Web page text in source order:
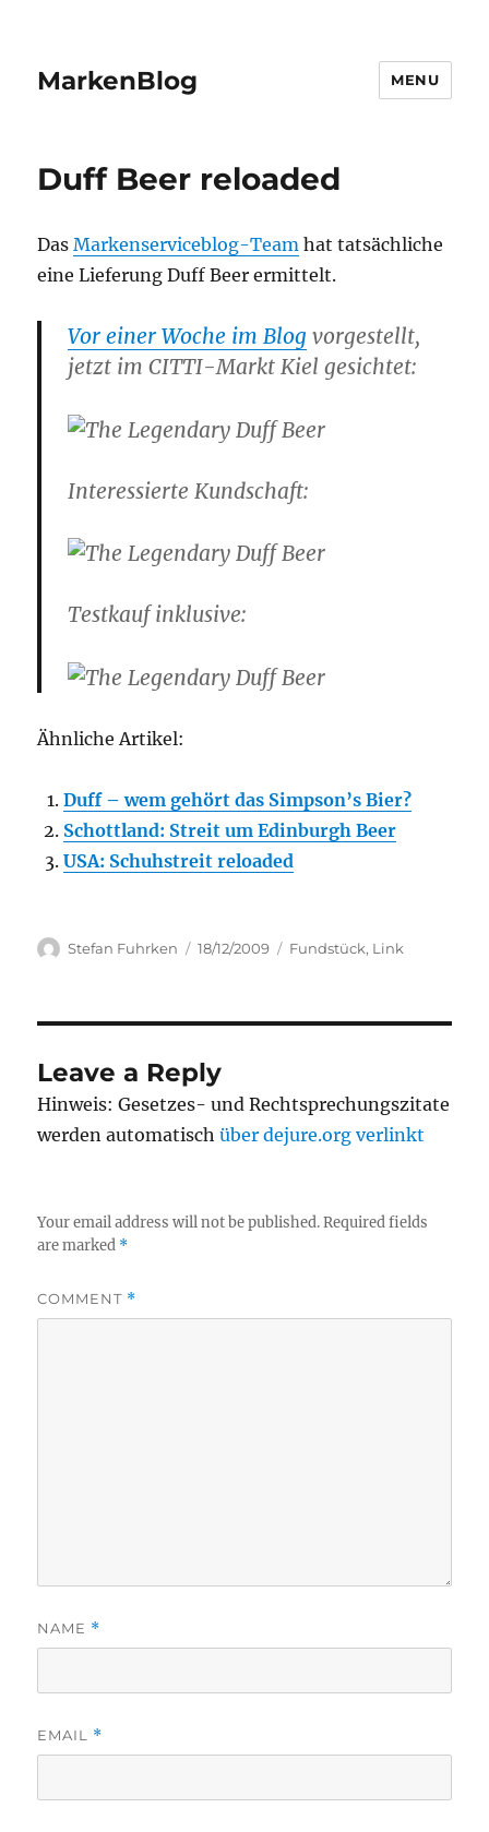
MarkenBlog MENU
Duff Beer reloaded
DasMarkenserviceblog-Team hat tatsächliche
eine Lieferung Duff Beer ermittelt.
Vor einer Woche im Blog vorgestellt,
jetzt im CITTI-Markt Kiel gesichtet:
Interessierte Kundschaft:
Testkauf inklusive:
Ähnliche Artikel:
Duff – wem gehört das Simpson’s Bier?
Schottland: Streit um Edinburgh Beer
USA: Schuhstreit reloaded
Author
Stefan Fuhrken
Posted
18/12/2009 Categories
Fundstück, Link
Leave a Reply
Hinweis: Gesetzes- und Rechtsprechungszitate
werden automatischüber dejure.org verlinkt
Your email address will not be published. Required fields
are marked *
COMMENT *
NAME *
EMAIL *